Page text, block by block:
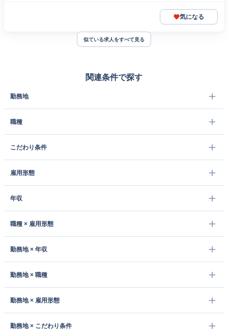
気になる
似ている求人をすべて見る
関連条件で探す
勤務地
職種
こだわり条件
雇用形態
年収
職種 × 雇用形態
勤務地 × 年収
勤務地 × 職種
勤務地 × 雇用形態
勤務地 × こだわり条件